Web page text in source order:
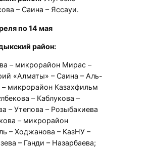
– Саина – Яссауи.
по 14 мая
район:
– микрорайон Мирас –
«Алматы» – Саина – Аль-
– микрорайон Казахфильм
– Каблукова –
– Утепова – Розыбакиева
– микрорайон
– Ходжанова – КазНУ –
– Ганди – Назарбаева;